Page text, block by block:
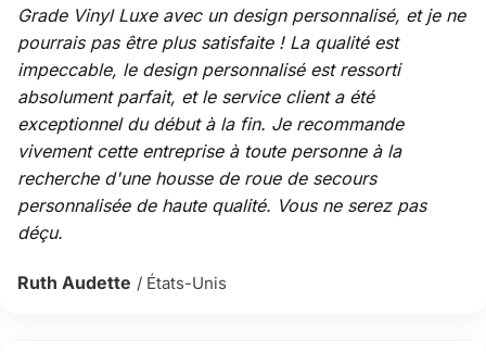
Grade Vinyl Luxe avec un design personnalisé, et je ne
pourrais pas être plus satisfaite ! La qualité est
impeccable, le design personnalisé est ressorti
absolument parfait, et le service client a été
exceptionnel du début à la fin. Je recommande
vivement cette entreprise à toute personne à la
recherche d'une housse de roue de secours
personnalisée de haute qualité. Vous ne serez pas
déçu.
Ruth Audette / États-Unis